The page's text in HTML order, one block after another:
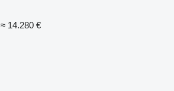
≈ 14.280 €